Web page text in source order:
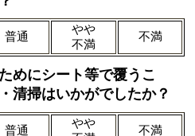
普通
やや
不満
不満
めにシート等で覆うこ
清掃はいかがでしたか？
普通
やや
不満